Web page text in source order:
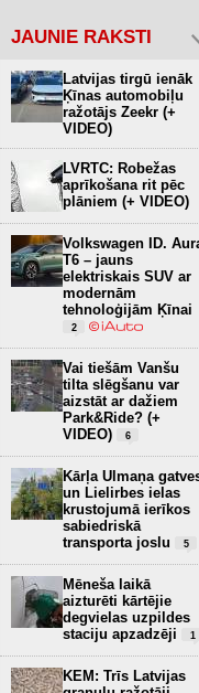
JAUNIE RAKSTI
Latvijas tirgū ienāk
Ķīnas automobiļu
ražotājs Zeekr (+
VIDEO)
LVRTC: Robežas
aprīkošana rit pēc
plāniem (+ VIDEO)
Volkswagen ID.
T6 – jauns
elektriskais SUV ar
modernām
tehnoloģijām Ķīnai
2
Vai tiešām Vanšu
tilta slēgšanu var
aizstāt ar dažiem
Park&Ride? (+
VIDEO)
6
Kārļa Ulmaņa
un Lielirbes ielas
krustojumā ierīkos
sabiedriskā
transporta joslu
5
Mēneša laikā
aizturēti kārtējie
degvielas uzpildes
staciju apzadzēji
1
KEM: Trīs Latvijas